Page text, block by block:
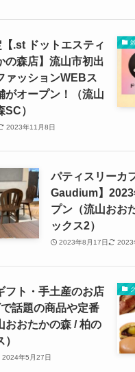
.st ドットエスティ
の森店】流山市初出
ァッションWEBス
がオープン！（流山
）
2023年11月8日
パティスリーカ
Gaudium】
プン（流山おお
ックス2）
2023年8月17日 2023
フト・手土産のお店
話題の商品や定番
おおたかの森 / 柏の
2024年5月27日